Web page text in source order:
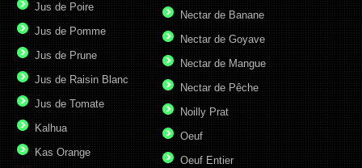
Jus de Poire
Jus de Pomme
Jus de Prune
Jus de Raisin Blanc
Jus de Tomate
Kalhua
Kas Orange
Nectar de Banane
Nectar de Goyave
Nectar de Mangue
Nectar de Pêche
Noilly Prat
Oeuf
Oeuf Entier